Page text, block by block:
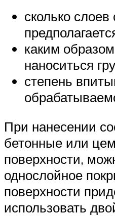
сколько слоев
каким
наноситься
степень
При нанесении
бетонные или
поверхности,
однослойное
поверхности
использовать